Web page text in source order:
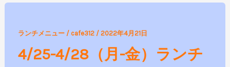
せ
ランチメニュー/ cafe312 / 2022年4月21日
4/25-4/28（月-金）ランチ
4/28（月-
金）